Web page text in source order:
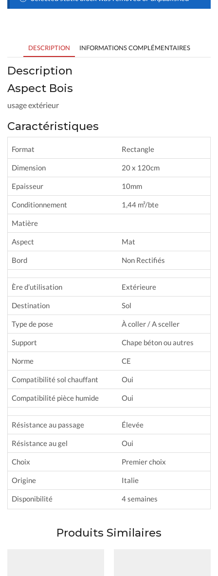
DESCRIPTION INFORMATIONS COMPLÉMENTAIRES
Description
Aspect Bois
usage extérieur
Caractéristiques
Format Rectangle
Dimension 20 x 120cm
Epaisseur 10mm
Conditionnement 1,44 m²/bte
Matière
Aspect Mat
Bord Non Rectifiés
Ère d’utilisation Extérieure
Destination Sol
Type de pose À coller / A sceller
Support Chape béton ou autres
Norme CE
Compatibilité sol chauffant Oui
Compatibilité pièce humide Oui
Résistance au passage Élevée
Résistance au gel Oui
Choix Premier choix
Origine Italie
Disponibilité 4 semaines
Produits Similaires